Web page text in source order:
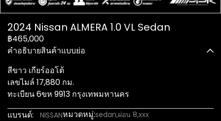
2024 Nissan ALMERA 1.0 VL Sedan
฿465,000
คำอธิบายสินค้าแบบย่อ
สีขาว เกียร์ออโต้
เลขไมล์ 17,880 กม.
ทะเบียน 6ขห 9913 กรุงเทพมหานคร
แบรนด์:
NISSANหมวดหมู่:sedan,ผ่อน 8,xxx